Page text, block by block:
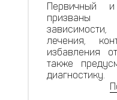
Первичный
призваны
лечения,
избавления
также
диагностику.